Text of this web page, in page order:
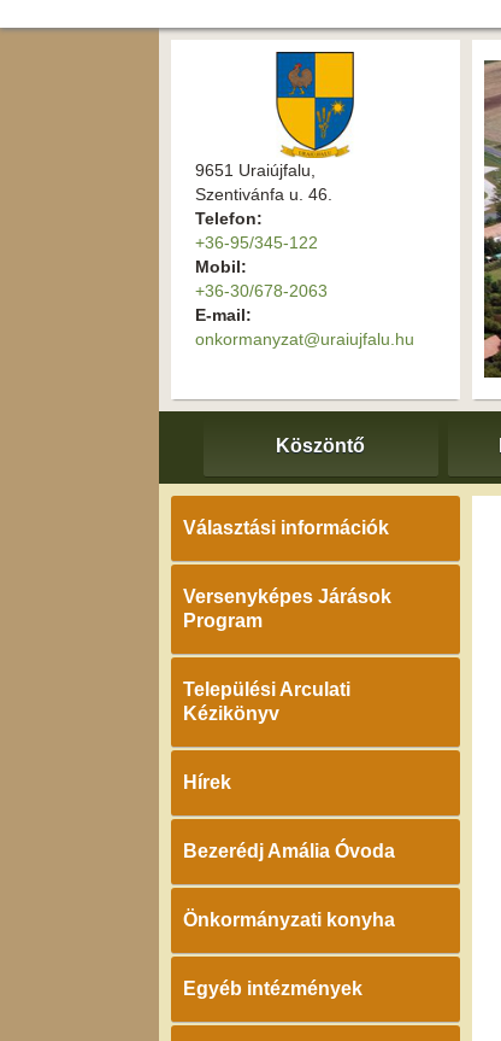
9651 Uraiújfalu,
Szentivánfa u. 46.
Telefon:
+36-95/345-122
Mobil:
+36-30/678-2063
E-mail:
onkormanyzat@uraiujfalu.hu
Köszöntő
Választási információk
Versenyképes Járások
Program
Települési Arculati
Kézikönyv
Hírek
Bezerédj Amália Óvoda
Önkormányzati konyha
Egyéb intézmények